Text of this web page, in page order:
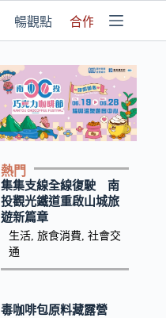
暢觀點 合作媒體
熱門
集集支線全線復駛 南
投觀光鐵道重啟山城旅
遊新篇章
生活, 旅食消費 社會交
通
毒咖啡包原料藏露營